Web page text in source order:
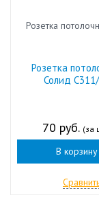
Розетка
Солид
70 руб. (за
В корзину